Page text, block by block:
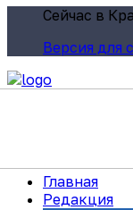
Сейчас в
Версия для
Главная
Редакция